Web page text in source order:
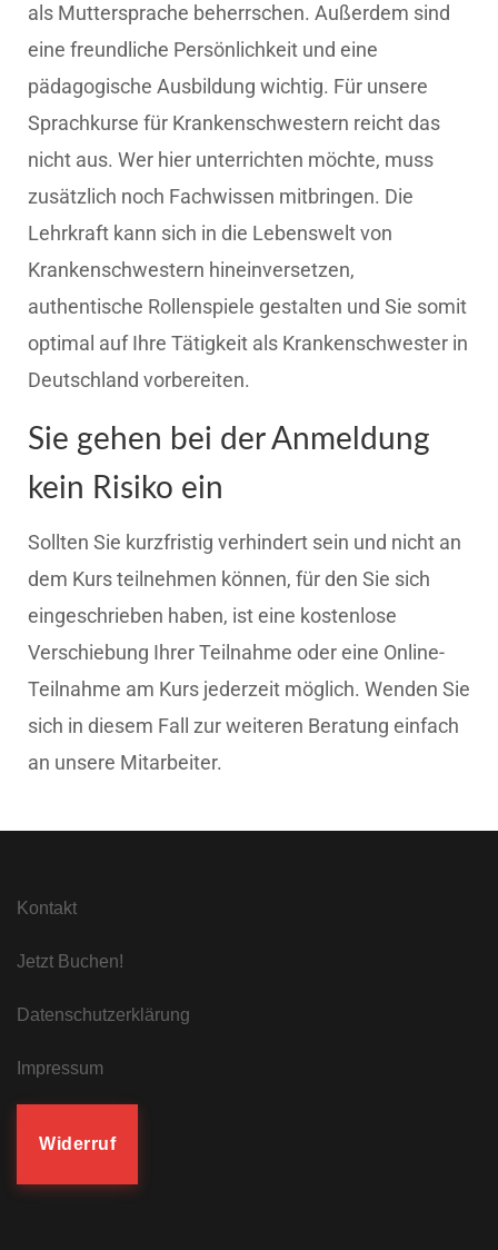
als Muttersprache beherrschen. Außerdem sind
eine freundliche Persönlichkeit und eine
pädagogische Ausbildung wichtig. Für unsere
Sprachkurse für Krankenschwestern reicht das
nicht aus. Wer hier unterrichten möchte, muss
zusätzlich noch Fachwissen mitbringen. Die
Lehrkraft kann sich in die Lebenswelt von
Krankenschwestern hineinversetzen,
authentische Rollenspiele gestalten und Sie somit
optimal auf Ihre Tätigkeit als Krankenschwester in
Deutschland vorbereiten.
Sie gehen bei der Anmeldung
kein Risiko ein
Sollten Sie kurzfristig verhindert sein und nicht an
dem Kurs teilnehmen können, für den Sie sich
eingeschrieben haben, ist eine kostenlose
Verschiebung Ihrer Teilnahme oder eine Online-
Teilnahme am Kurs jederzeit möglich. Wenden Sie
sich in diesem Fall zur weiteren Beratung einfach
an unsere Mitarbeiter.
Kontakt
Jetzt Buchen!
Datenschutzerklärung
Impressum
Widerruf